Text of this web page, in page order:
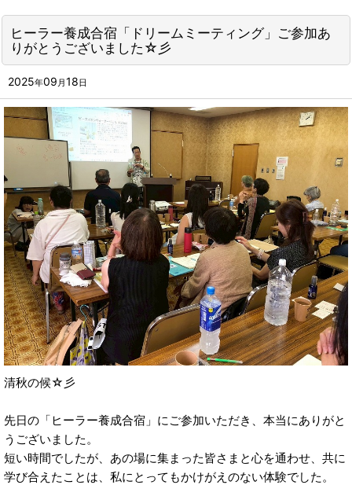
ヒーラー養成合宿「ドリームミーティング」ご参加あ
りがとうございました☆彡
2025年09 月 18 日
清秋の候☆彡
先日の「ヒーラー養成合宿」にご参加いただき、本当にありがと
うございました。
短い時間でしたが、あの場に集まった皆さまと心を通わせ、共に
学び合えたことは、私にとってもかけがえのない体験でした。